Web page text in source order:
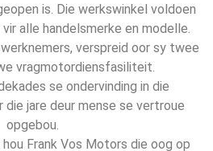
is. Die werkswinkel voldoen
alle handelsmerke en modelle.
verspreid oor sy twee
vragmotordiensfasiliteit.
se ondervinding in die
jare deur mense se vertroue
opgebou.
Frank Vos Motors die oog op